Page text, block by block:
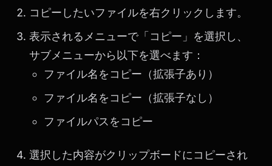
コピーしたいファイルを右クリックします。
表示されるメニューで「コピー」を選択し、
サブメニューから以下を選べます：
ファイル名をコピー（拡張子あり）
ファイル名をコピー（拡張子なし）
ファイルパスをコピー
選択した内容がクリップボードにコピーされ